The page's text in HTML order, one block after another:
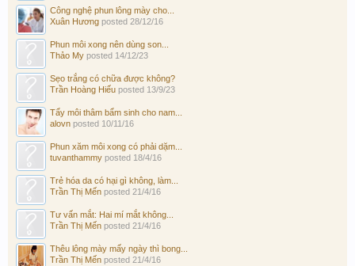
Công nghệ phun lông mày cho...
Xuân Hương posted 28/12/16
Phun môi xong nên dùng son...
Thảo My posted 14/12/23
Sẹo trắng có chữa được không?
Trần Hoàng Hiếu posted 13/9/23
Tẩy môi thâm bẩm sinh cho nam...
alovn posted 10/11/16
Phun xăm môi xong có phải dặm...
tuvanthammy posted 18/4/16
Trẻ hóa da có hại gì không, làm...
Trần Thị Mến posted 21/4/16
Tư vấn mắt: Hai mí mắt không...
Trần Thị Mến posted 21/4/16
Thêu lông mày mấy ngày thì bong...
Trần Thị Mến posted 21/4/16